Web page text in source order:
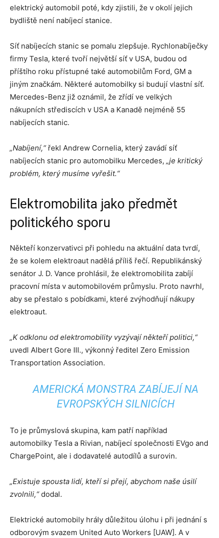
elektrický automobil poté, kdy zjistili, že v okolí jejich
bydliště není nabíjecí stanice.
Síť nabíjecích stanic se pomalu zlepšuje. Rychlonabíječky
firmy Tesla, které tvoří největší síť v USA, budou od
příštího roku přístupné také automobilům Ford, GM a
jiným značkám. Některé automobilky si budují vlastní síť.
Mercedes-Benz již oznámil, že zřídí ve velkých
nákupních střediscích v USA a Kanadě nejméně 55
nabíjecích stanic.
„Nabíjení,“řekl Andrew Cornelia, který zavádí síť
nabíjecích stanic pro automobilku Mercedes, „je kritický
problém, který musíme vyřešit.“
Elektromobilita jako předmět
politického sporu
Někteří konzervativci při pohledu na aktuální data tvrdí,
že se kolem elektroaut nadělá příliš řečí. Republikánský
senátor J. D. Vance prohlásil, že elektromobilita zabíjí
pracovní místa v automobilovém průmyslu. Proto navrhl,
aby se přestalo s pobídkami, které zvýhodňují nákupy
elektroaut.
„K odklonu od elektromobility vyzývají někteří politici,“
uvedl Albert Gore III., výkonný ředitel Zero Emission
Transportation Association.
AMERICKÁ MONSTRA ZABÍJEJÍ NA
EVROPSKÝCH SILNICÍCH
To je průmyslová skupina, kam patří například
automobilky Tesla a Rivian, nabíjecí společnosti EVgo and
ChargePoint, ale i dodavatelé autodílů a surovin.
„Existuje spousta lidí, kteří si přejí, abychom naše úsilí
zvolnili,“dodal.
Elektrické automobily hrály důležitou úlohu i při jednání s
odborovým svazem United Auto Workers [UAW]. A v